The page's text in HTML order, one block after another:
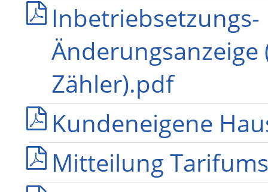
Inbetriebsetzungs-
Änderungsanzeige
Zähler).pdf
Kundeneigene
Mitteilung